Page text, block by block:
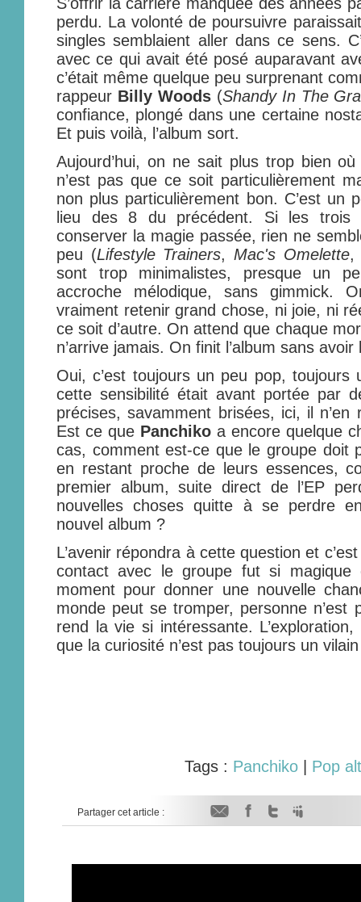
perdu. La volonté de poursuivre
singles semblaient aller dans ce sens.
avec ce qui avait été posé auparavant
c’était même quelque peu surprenant
rappeur Billy Woods (Shandy In The
confiance, plongé dans une certaine
Et puis voilà, l’album sort.
Aujourd’hui, on ne sait plus trop bien
n’est pas que ce soit particulièrement
non plus particulièrement bon. C’est un
lieu des 8 du précédent. Si les trois
conserver la magie passée, rien ne
peu (Lifestyle Trainers, Mac's Omelette
sont trop minimalistes, presque un
accroche mélodique, sans gimmick.
vraiment retenir grand chose, ni joie, ni
ce soit d’autre. On attend que chaque
n’arrive jamais. On finit l’album sans avoir
Oui, c’est toujours un peu pop,
cette sensibilité était avant portée par
précises, savamment brisées, ici, il
Est ce que Panchiko a encore quelque
cas, comment est-ce que le groupe doit
en restant proche de leurs essences,
premier album, suite direct de l’EP
nouvelles choses quitte à se perdre
nouvel album ?
L’avenir répondra à cette question et
contact avec le groupe fut si magique
moment pour donner une nouvelle
monde peut se tromper, personne n’est
rend la vie si intéressante.
que la curiosité n’est pas toujours un
Tags : Panchiko| Pop
Partager cet article :